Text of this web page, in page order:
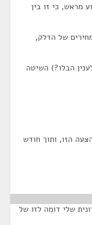
מראש, כי זו בין
של הדלק,
הבלו?) השיטה
הזו, ותוך חודש
שלי דומה לזו של